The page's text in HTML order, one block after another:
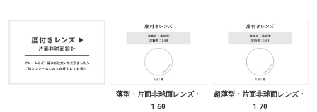
薄型・片面非球面レンズ・
1.60
超薄型・片面非球面レンズ・
1.70